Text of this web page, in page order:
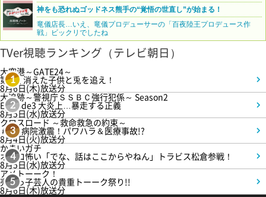
神をも恐れぬゴッドネス熊手の“覚悟の世直し”が始まる！
竜儀店長…いえ、竜儀プロデューサーの「百夜陸王プロデュース作
戦」ビックリでしたね
TVer視聴ランキング（テレビ朝日）
1
大空港～GATE24～
第3話 消えた子供と兎を追え！
8月6日(木)放送分
2
大追跡～警視庁ＳＳＢＣ強行犯係～ Season2
Episode3 大炎上…暴走する正義
8月5日(水)放送分
3
クロスロード ～救命救急の約束～
＃5 病院激震！パワハラ＆医療事故!?
8月4日(火)放送分
4
かまいガチ
オモロ怖い「でな、話はここからやねん」トラビス松倉参戦！
8月5日(水)放送分
5
アメトーーク！
売れっ子芸人の貴重トーーク祭り!!
8月6日(木)放送分